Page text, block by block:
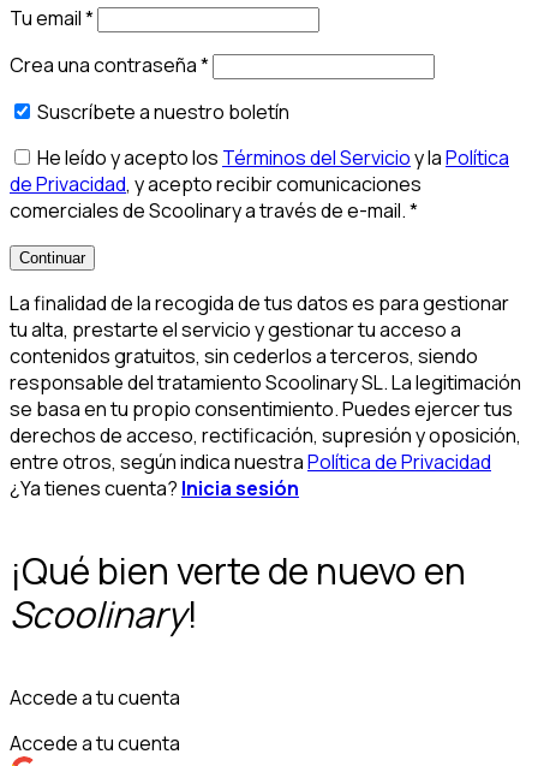
Tu email*
Crea una contraseña*
Suscríbete a nuestro boletín
He leído y acepto los Términos del Servicioy laPolítica
de Privacidad, y acepto recibir comunicaciones
comerciales de Scoolinary a través de e-mail.*
Continuar
La finalidad de la recogida de tus datos es para gestionar
tu alta, prestarte el servicio y gestionar tu acceso a
contenidos gratuitos, sin cederlos a terceros, siendo
responsable del tratamiento Scoolinary SL. La legitimación
se basa en tu propio consentimiento. Puedes ejercer tus
derechos de acceso, rectificación, supresión y oposición,
entre otros, según indica nuestraPolítica de Privacidad
¿Ya tienes cuenta? Inicia sesión
¡Qué bien verte de nuevo en
Scoolinary!
Accede a tu cuenta
Accede a tu cuenta